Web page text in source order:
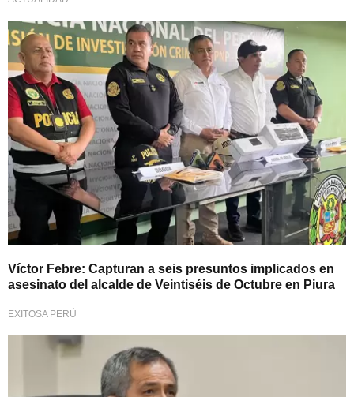
Rápida reacción policial
Víctor Febre: Capturan a seis presuntos implicados en
asesinato del alcalde de Veintiséis de Octubre en Piura
EXITOSA PERÚ
Inseguridad ciudadana